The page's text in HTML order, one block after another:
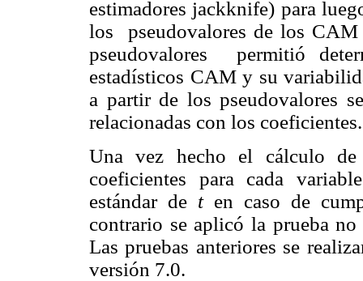
estimadores jackknife) para
los
pseudovalores de los
pseudovalores
permitió
estadísticos CAM y su
a partir de los pseudovalores
relacionadas con los coeficientes.
Una vez hecho el cálculo de
coeficientes para cada
estándar de ten caso de
contrario se aplicó la prueba no
Las pruebas anteriores se
versión 7.0.